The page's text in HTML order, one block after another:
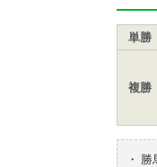
単勝
複勝
・
勝